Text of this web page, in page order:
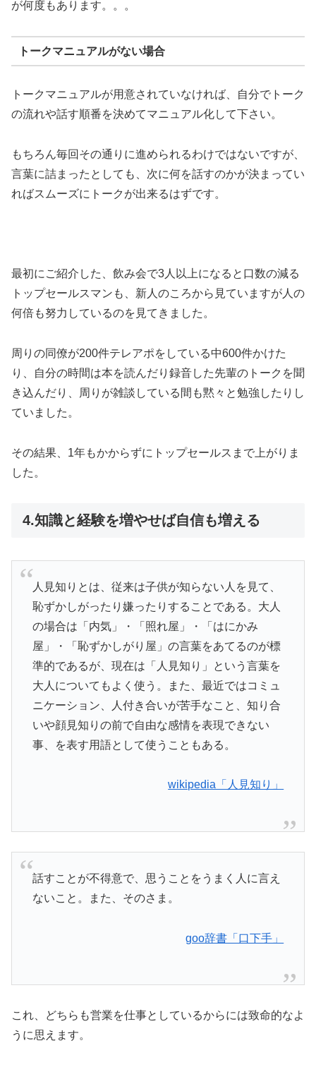
が何度もあります。。。
トークマニュアルがない場合
トークマニュアルが用意されていなければ、自分でトーク
の流れや話す順番を決めてマニュアル化して下さい。
もちろん毎回その通りに進められるわけではないですが、
言葉に詰まったとしても、次に何を話すのかが決まってい
ればスムーズにトークが出来るはずです。
最初にご紹介した、飲み会で3人以上になると口数の減る
トップセールスマンも、新人のころから見ていますが人の
何倍も努力しているのを見てきました。
周りの同僚が200件テレアポをしている中600件かけた
り、自分の時間は本を読んだり録音した先輩のトークを聞
き込んだり、周りが雑談している間も黙々と勉強したりし
ていました。
その結果、1年もかからずにトップセールスまで上がりま
した。
4.知識と経験を増やせば自信も増える
人見知りとは、従来は子供が知らない人を見て、
恥ずかしがったり嫌ったりすることである。大人
の場合は「内気」・「照れ屋」・「はにかみ
屋」・「恥ずかしがり屋」の言葉をあてるのが標
準的であるが、現在は「人見知り」という言葉を
大人についてもよく使う。また、最近ではコミュ
ニケーション、人付き合いが苦手なこと、知り合
いや顔見知りの前で自由な感情を表現できない
事、を表す用語として使うこともある。
wikipedia「人見知り」
話すことが不得意で、思うことをうまく人に言え
ないこと。また、そのさま。
goo辞書「口下手」
これ、どちらも営業を仕事としているからには致命的なよ
うに思えます。